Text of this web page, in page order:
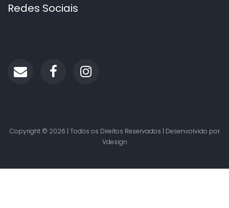
Redes Sociais
Copyright © 2026 | Todos os Direitos Reservados | Desenvolvido por
Vdesign